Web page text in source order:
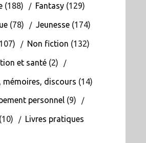
(188) Fantasy(129)
(78) Jeunesse(174)
Non fiction (132)
et santé(2)
mémoires, discours (14)
personnel(9)
(10) Livres pratiques